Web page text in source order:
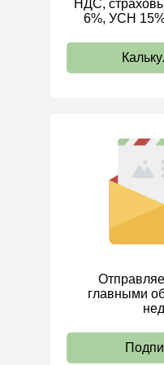
ИП
НДС,
6%, УСН
главными